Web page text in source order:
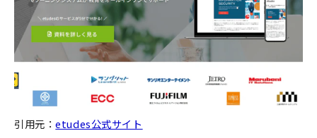
引用元：etudes公式サイト